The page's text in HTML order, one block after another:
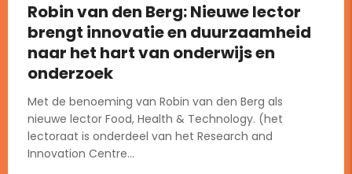
Robin van den Berg: Nieuwe lector
brengt innovatie en duurzaamheid
naar het hart van onderwijs en
onderzoek
Met de benoeming van Robin van den Berg als
nieuwe lector Food, Health & Technology. (het
lectoraat is onderdeel van het Research and
Innovation Centre...